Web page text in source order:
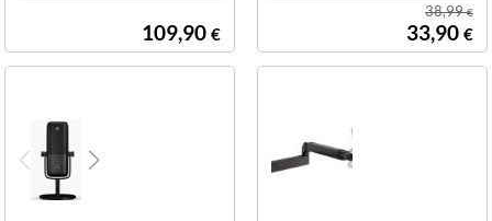
109,90 €
38,99€
33,90 €